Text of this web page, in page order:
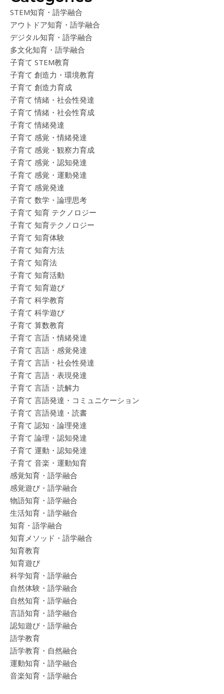
STEM知育・語学融合
アウトドア知育・語学融合
デジタル知育・語学融合
多文化知育・語学融合
子育て STEM教育
子育て 創造力・環境教育
子育て 創造力育成
子育て 情緒・社会性発達
子育て 情緒・社会性育成
子育て 情緒発達
子育て 感覚・情緒発達
子育て 感覚・観察力育成
子育て 感覚・認知発達
子育て 感覚・運動発達
子育て 感覚発達
子育て 数学・論理思考
子育て 知育 テクノロジー
子育て 知育テクノロジー
子育て 知育体験
子育て 知育方法
子育て 知育法
子育て 知育活動
子育て 知育遊び
子育て 科学教育
子育て 科学遊び
子育て 算数教育
子育て 言語・情緒発達
子育て 言語・感覚発達
子育て 言語・社会性発達
子育て 言語・表現発達
子育て 言語・読解力
子育て 言語発達・コミュニケーション
子育て 言語発達・読書
子育て 認知・論理発達
子育て 論理・認知発達
子育て 運動・認知発達
子育て 音楽・運動知育
感覚知育・語学融合
感覚遊び・語学融合
物語知育・語学融合
生活知育・語学融合
知育・語学融合
知育メソッド・語学融合
知育教育
知育遊び
科学知育・語学融合
自然体験・語学融合
自然知育・語学融合
言語知育・語学融合
認知遊び・語学融合
語学教育
語学教育・自然融合
運動知育・語学融合
音楽知育・語学融合